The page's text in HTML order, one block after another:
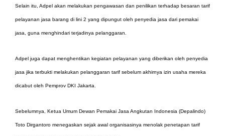
Selain itu, Adpel akan melakukan pengawasan dan penilikan terhadap besaran tarif
pelayanan jasa barang di lini 2 yang dipungut oleh penyedia jasa dari pemakai
jasa, guna menghindari terjadinya pelanggaran.
Adpel juga dapat menghentikan kegiatan pelayanan yang diberikan oleh penyedia
jasa jika terbukti melakukan pelanggaran tarif sebelum akhirnya izin usaha mereka
dicabut oleh Pemprov DKI Jakarta.
Sebelumnya, Ketua Umum Dewan Pemakai Jasa Angkutan Indonesia (Depalindo)
Toto Dirgantoro menegaskan sejak awal organisasinya menolak penetapan tarif